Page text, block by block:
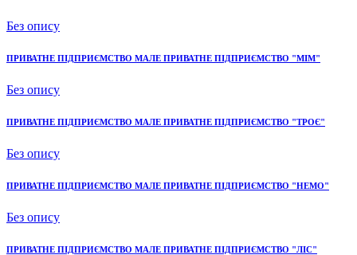
Без опису
ПРИВАТНЕ ПІДПРИЄМСТВО МАЛЕ ПРИВАТНЕ ПІДПРИЄМСТВО "МІМ"
Без опису
ПРИВАТНЕ ПІДПРИЄМСТВО МАЛЕ ПРИВАТНЕ ПІДПРИЄМСТВО "ТРОЄ"
Без опису
ПРИВАТНЕ ПІДПРИЄМСТВО МАЛЕ ПРИВАТНЕ ПІДПРИЄМСТВО "НЕМО"
Без опису
ПРИВАТНЕ ПІДПРИЄМСТВО МАЛЕ ПРИВАТНЕ ПІДПРИЄМСТВО "ЛІС"